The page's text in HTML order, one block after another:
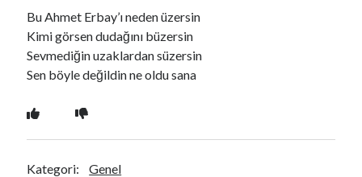
Bu Ahmet Erbay’ı neden üzersin
Kimi görsen dudağını büzersin
Sevmediğin uzaklardan süzersin
Sen böyle değildin ne oldu sana
Kategori: Genel